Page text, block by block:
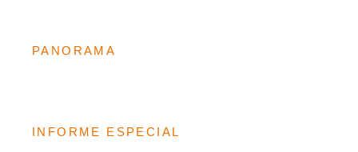
PANORAMA
INFORME ESPECIAL